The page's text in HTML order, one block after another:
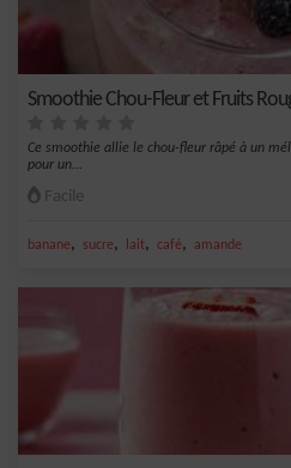
Smoothie Chou-Fleur et Fruits
Ce smoothie allie le chou-fleur râpé à un
pour un...
Facile
banane, sucre, lait, café, amande